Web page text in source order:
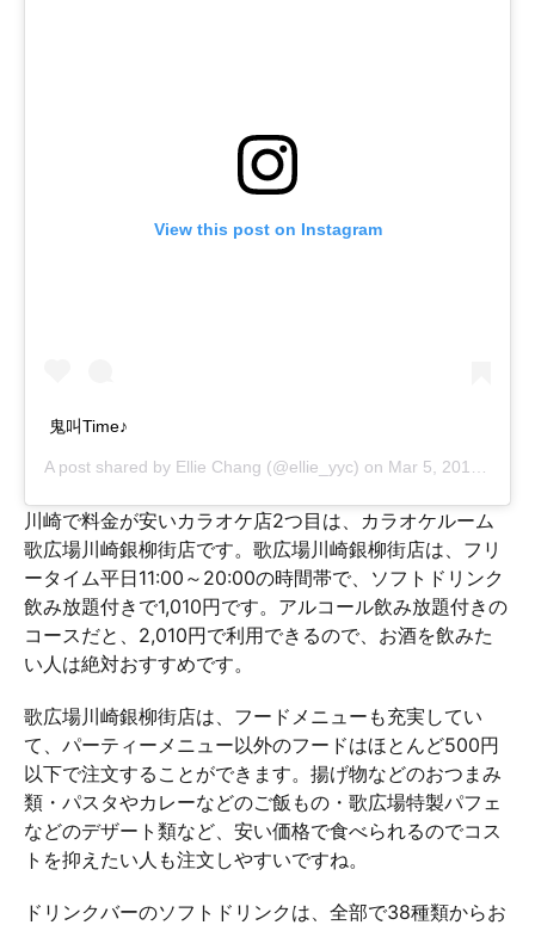
View this post on Instagram
鬼叫Time♪
A post shared by Ellie Chang (@ellie_yyc) on Mar 5, 2015 at 6:33pm PST
川崎で料金が安いカラオケ店2つ目は、カラオケルーム
歌広場川崎銀柳街店です。歌広場川崎銀柳街店は、フリ
ータイム平日11:00～20:00の時間帯で、ソフトドリンク
飲み放題付きで1,010円です。アルコール飲み放題付きの
コースだと、2,010円で利用できるので、お酒を飲みた
い人は絶対おすすめです。
歌広場川崎銀柳街店は、フードメニューも充実してい
て、パーティーメニュー以外のフードはほとんど500円
以下で注文することができます。揚げ物などのおつまみ
類・パスタやカレーなどのご飯もの・歌広場特製パフェ
などのデザート類など、安い価格で食べられるのでコス
トを抑えたい人も注文しやすいですね。
ドリンクバーのソフトドリンクは、全部で38種類からお